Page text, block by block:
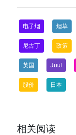
电子烟 烟草
尼古丁 政策
英国 Juul
股价 日本
相关阅读